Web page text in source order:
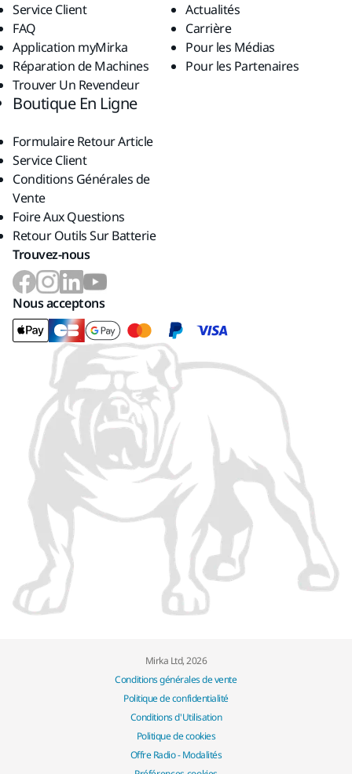
Service Client
FAQ
Application myMirka
Réparation de Machines
Trouver Un Revendeur
Actualités
Carrière
Pour les Médias
Pour les Partenaires
Boutique En Ligne
Formulaire Retour Article
Service Client
Conditions Générales de
Vente
Foire Aux Questions
Retour Outils Sur Batterie
Trouvez-nous
Nous acceptons
Mirka Ltd, 2026
Conditions générales de vente
Politique de confidentialité
Conditions d'Utilisation
Politique de cookies
Offre Radio - Modalités